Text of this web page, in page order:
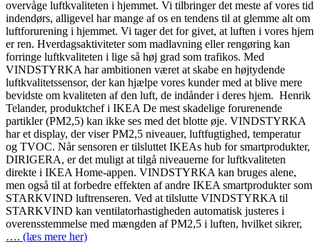
overvåge luftkvaliteten i hjemmet. Vi tilbringer det meste af vores tid
indendørs, alligevel har mange af os en tendens til at glemme alt om
luftforurening i hjemmet. Vi tager det for givet, at luften i vores hjem
er ren. Hverdagsaktiviteter som madlavning eller rengøring kan
forringe luftkvaliteten i lige så høj grad som trafikos. Med
VINDSTYRKA har ambitionen været at skabe en højtydende
luftkvalitetssensor, der kan hjælpe vores kunder med at blive mere
bevidste om kvaliteten af den luft, de indånder i deres hjem. Henrik
Telander, produktchef i IKEA De mest skadelige forurenende
partikler (PM2,5) kan ikke ses med det blotte øje. VINDSTYRKA
har et display, der viser PM2,5 niveauer, luftfugtighed, temperatur
og TVOC. Når sensoren er tilsluttet IKEAs hub for smartprodukter,
DIRIGERA, er det muligt at tilgå niveauerne for luftkvaliteten
direkte i IKEA Home-appen. VINDSTYRKA kan bruges alene,
men også til at forbedre effekten af andre IKEA smartprodukter som
STARKVIND luftrenseren. Ved at tilslutte VINDSTYRKA til
STARKVIND kan ventilatorhastigheden automatisk justeres i
overensstemmelse med mængden af PM2,5 i luften, hvilket sikrer,
…. (læs mere her)